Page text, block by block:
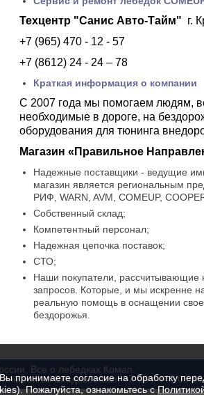
Техцентр "Санис Авто-Тайм" г.
+7 (965) 470 - 12 - 57
+7 (8612) 24 - 24 – 78
Краткая информация о компании
С 2007 года мы помогаем людям,
необходимые в дороге, на
оборудования для тюнинга
Магазин «Правильное
Надежные поставщики - ведущие
магазин является региональным
РИФ, WARN, AVM, COMEUP,
Собственный склад;
Компетентный персонал;
Надежная цепочка поставок;
СТО;
Наши покупатели, рассчитывающие
запросов. Которые, и мы искренне
реальную помощь в оснащении
бездорожья.
принимаете согласие на обработку
Пожалуйста, ознакомьтесь с
Все о лебедках Комап.
во Владивостоке: +7-964-440-08-